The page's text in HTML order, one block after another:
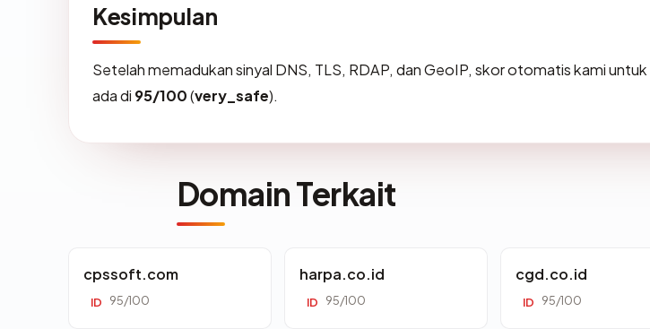
Kesimpulan
Setelah memadukan sinyal DNS, TLS, RDAP, dan GeoIP, skor otomatis kami untuk
ada di 95/100(very_safe).
Domain Terkait
cpssoft.com
ID 95/100
harpa.co.id
ID 95/100
cgd.co.id
ID 95/100